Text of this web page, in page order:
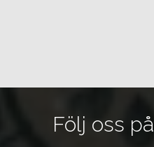
Följ oss på